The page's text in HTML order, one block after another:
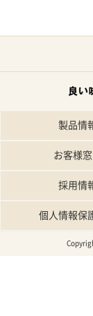
製品情
お客様
採用情
個人情報保